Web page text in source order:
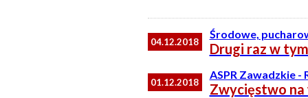
04.12.2018
Środowe,
Drugi raz w
01.12.2018
ASPR Zawadzkie -
Zwycięstwo na